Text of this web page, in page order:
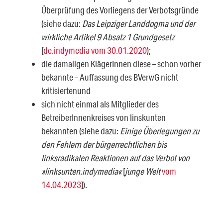
Überprüfung des Vorliegens der Verbotsgründe
(siehe dazu: Das Leipziger Landdogma und der
wirkliche Artikel 9 Absatz 1 Grundgesetz
[de.indymedia vom 30.01.2020);
die damaligen KlägerInnen diese – schon vorher
bekannte – Auffassung des BVerwG nicht
kritisiertenund
sich nicht einmal als Mitglieder des
BetreiberInnenkreises von linskunten
bekannten (siehe dazu: Einige Überlegungen zu
den Fehlern der bürgerrechtlichen bis
linksradikalen Reaktionen auf das Verbot von
»linksunten.indymedia«[junge Weltvom
14.04.2023]).